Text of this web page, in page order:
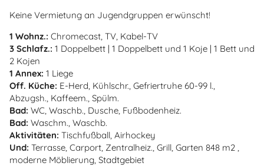
Keine Vermietung an Jugendgruppen erwünscht!
1 Wohnz.: Chromecast, TV, Kabel-TV
3 Schlafz.: 1 Doppelbett | 1 Doppelbett und 1 Koje | 1 Bett und
2 Kojen
1 Annex: 1 Liege
Off. Küche: E-Herd, Kühlschr., Gefriertruhe 60-99 l.,
Abzugsh., Kaffeem., Spülm.
Bad: WC, Waschb., Dusche, Fußbodenheiz.
Bad: Waschm., Waschb.
Aktivitäten: Tischfußball, Airhockey
Und: Terrasse, Carport, Zentralheiz., Grill, Garten 848 m2 ,
moderne Möblierung, Stadtgebiet